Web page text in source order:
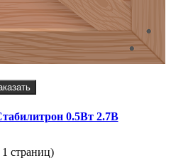
0.5Вт 2.7В
страниц)